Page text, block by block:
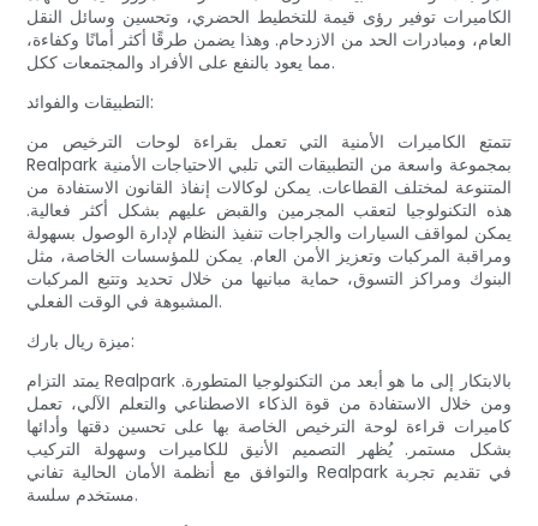
الكاميرات توفير رؤى قيمة للتخطيط الحضري، وتحسين وسائل النقل
العام، ومبادرات الحد من الازدحام. وهذا يضمن طرقًا أكثر أمانًا وكفاءة،
مما يعود بالنفع على الأفراد والمجتمعات ككل.
التطبيقات والفوائد:
تتمتع الكاميرات الأمنية التي تعمل بقراءة لوحات الترخيص من
Realpark بمجموعة واسعة من التطبيقات التي تلبي الاحتياجات الأمنية
المتنوعة لمختلف القطاعات. يمكن لوكالات إنفاذ القانون الاستفادة من
هذه التكنولوجيا لتعقب المجرمين والقبض عليهم بشكل أكثر فعالية.
يمكن لمواقف السيارات والجراجات تنفيذ النظام لإدارة الوصول بسهولة
ومراقبة المركبات وتعزيز الأمن العام. يمكن للمؤسسات الخاصة، مثل
البنوك ومراكز التسوق، حماية مبانيها من خلال تحديد وتتبع المركبات
المشبوهة في الوقت الفعلي.
ميزة ريال بارك:
يمتد التزام Realpark بالابتكار إلى ما هو أبعد من التكنولوجيا المتطورة.
ومن خلال الاستفادة من قوة الذكاء الاصطناعي والتعلم الآلي، تعمل
كاميرات قراءة لوحة الترخيص الخاصة بها على تحسين دقتها وأدائها
بشكل مستمر. يُظهر التصميم الأنيق للكاميرات وسهولة التركيب
والتوافق مع أنظمة الأمان الحالية تفاني Realpark في تقديم تجربة
مستخدم سلسة.